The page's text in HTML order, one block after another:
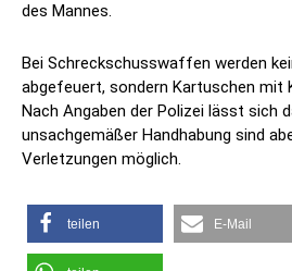
des Mannes.
Bei Schreckschusswaffen werden
abgefeuert, sondern Kartuschen mit
Nach Angaben der Polizei lässt sich
unsachgemäßer Handhabung sind
Verletzungen möglich.
teilen E-Mail